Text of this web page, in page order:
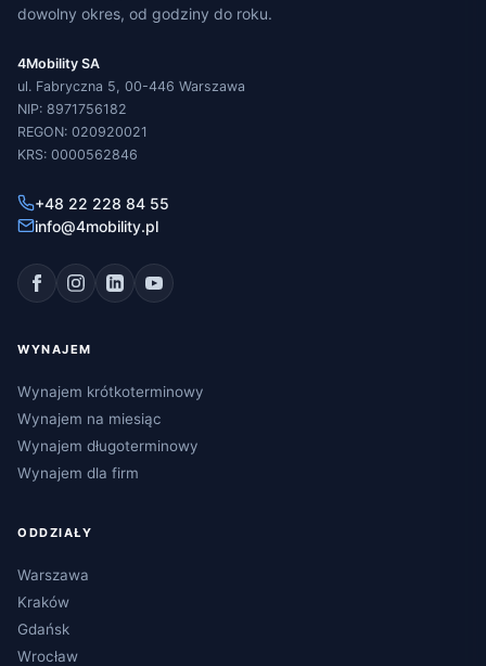
dowolny okres, od godziny do roku.
4Mobility SA
ul. Fabryczna 5, 00-446 Warszawa
NIP: 8971756182
REGON: 020920021
KRS: 0000562846
+48 22 228 84 55
info@4mobility.pl
WYNAJEM
Wynajem krótkoterminowy
Wynajem na miesiąc
Wynajem długoterminowy
Wynajem dla firm
ODDZIAŁY
Warszawa
Kraków
Gdańsk
Wrocław